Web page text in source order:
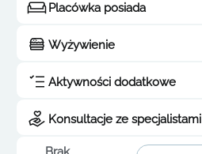
Placówka posiada
Wyżywienie
Aktywności dodatkowe
Konsultacje ze specjalistami